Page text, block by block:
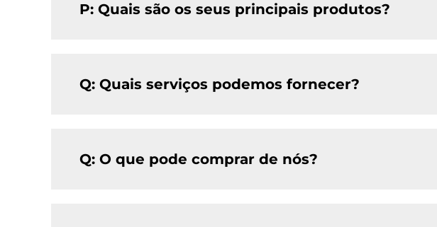
P: Quais são os seus principais produtos?
Q: Quais serviços podemos fornecer?
Q: O que pode comprar de nós?